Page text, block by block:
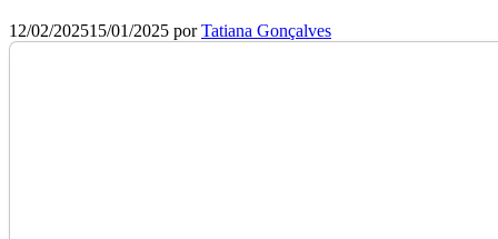
12/02/202515/01/2025 porTatiana Gonçalves